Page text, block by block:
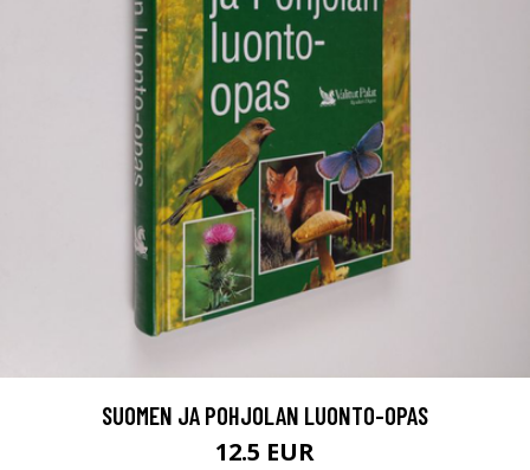
SUOMEN JA POHJOLAN LUONTO-OPAS
12.5 EUR